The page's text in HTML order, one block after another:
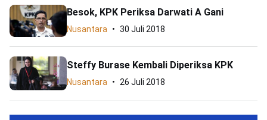
Besok, KPK Periksa Darwati A Gani
Nusantara 30 Juli 2018
Steffy Burase Kembali Diperiksa KPK
Nusantara 26 Juli 2018